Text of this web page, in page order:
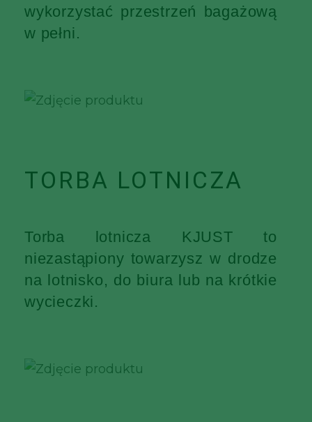
wykorzystać przestrzeń bagażową
w pełni.
TORBA LOTNICZA
Torba lotnicza KJUST to
niezastąpiony towarzysz w drodze
na lotnisko, do biura lub na krótkie
wycieczki.